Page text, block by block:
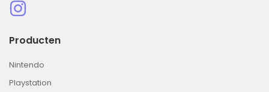
Producten
Nintendo
Playstation